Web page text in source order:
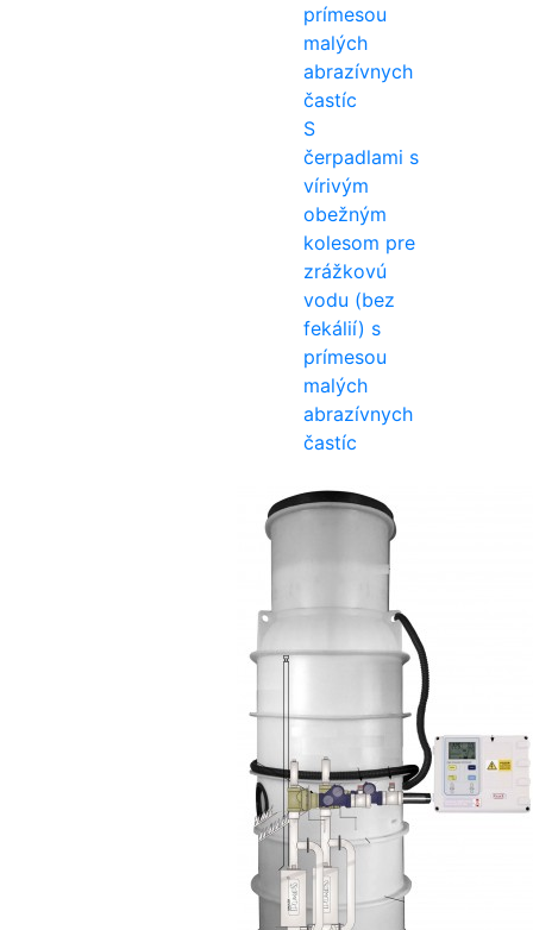
S
čerpadlami s
vírivým
obežným
kolesom pre
zrážkovú
vodu (bez
fekálií) s
prímesou
malých
abrazívnych
častíc